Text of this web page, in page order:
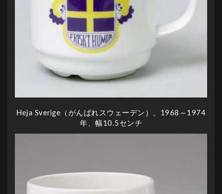
Heja Sverige（がんばれスウェーデン）、1968～1974
年、幅10.5センチ